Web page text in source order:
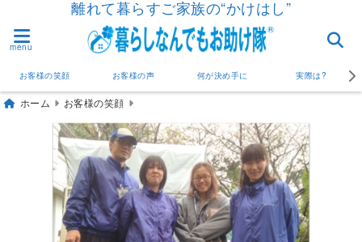
離れて暮らすご家族の“かけはし”
menu
お客様の笑顔 お客様の声 何が決め手に 実際は?
ホーム お客様の笑顔